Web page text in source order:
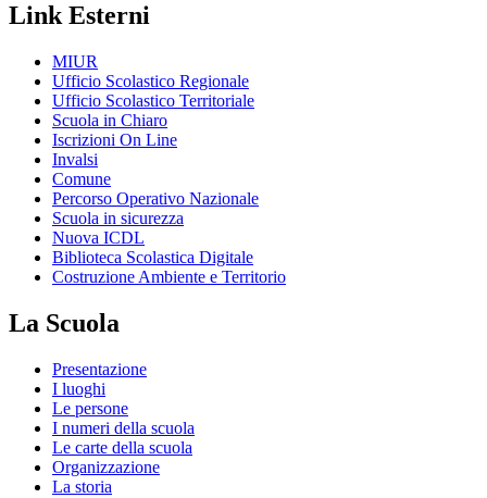
Link Esterni
MIUR
Ufficio Scolastico Regionale
Ufficio Scolastico Territoriale
Scuola in Chiaro
Iscrizioni On Line
Invalsi
Comune
Percorso Operativo Nazionale
Scuola in sicurezza
Nuova ICDL
Biblioteca Scolastica Digitale
Costruzione Ambiente e Territorio
La Scuola
Presentazione
I luoghi
Le persone
I numeri della scuola
Le carte della scuola
Organizzazione
La storia